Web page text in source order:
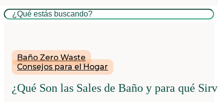
Buscar
Baño Zero Waste
Consejos para el Hogar
¿Qué Son las Sales de Baño y para qué